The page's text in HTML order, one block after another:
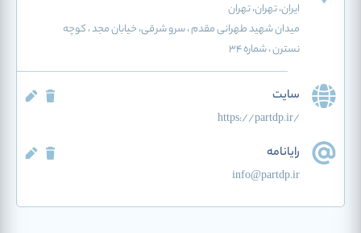
ایران، تهران، تهران
میدان شهید طهرانی مقدم ، سرو شرقی، خیابان مجد ، کوچه
نسترن ، شماره ۳۴
سایت
https://partdp.ir/
رایانامه
info@partdp.ir